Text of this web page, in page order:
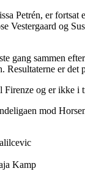
Petrén, er
Vestergaard og
gang sammen
er
og er ikke
mod
Kamp